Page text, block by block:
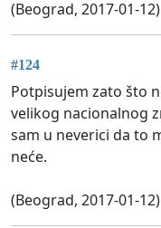
(Beograd, 2017-01-12)
#124
Potpisujem zato što
velikog nacionalnog
sam u neverici da to
neće.
(Beograd, 2017-01-12)